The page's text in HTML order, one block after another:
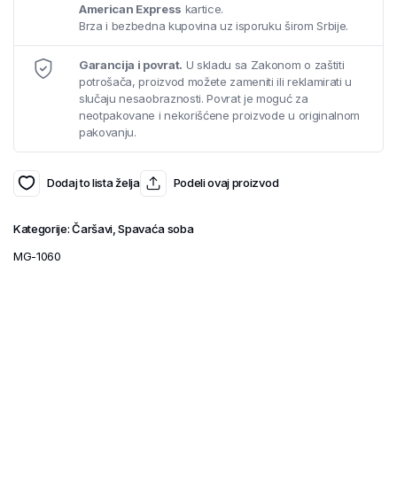
American Express kartice.
Brza i bezbedna kupovina uz isporuku širom Srbije.
Garancija i povrat. U skladu sa Zakonom o zaštiti
potrošača, proizvod možete zameniti ili reklamirati u
slučaju nesaobraznosti. Povrat je moguć za
neotpakovane i nekorišćene proizvode u originalnom
pakovanju.
Dodaj to lista želja Podeli ovaj proizvod
Kategorije:Čaršavi,Spavaća soba
MG-1060